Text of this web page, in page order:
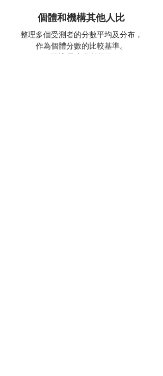
個體和機構其他人比
整理多個受測者的分數平均及分布，
作為個體分數的比較基準。
下載:量表分數紀錄